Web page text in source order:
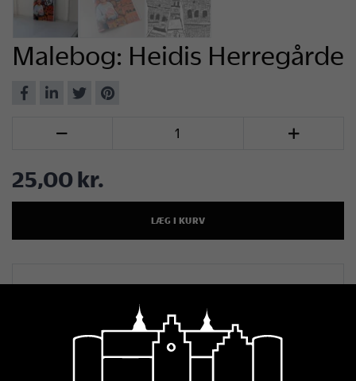
Malebog: Heidis Herregårde
Del
Del
Del Del
 
25,00 kr.
LÆG I KURV
Detaljer om produktet
Malebog: Heidis